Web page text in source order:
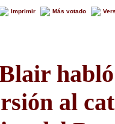
Imprimir Más votado
al